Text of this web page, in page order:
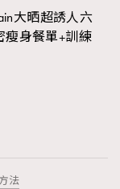
1
大晒超誘人六
瘦身餐單+訓練
法